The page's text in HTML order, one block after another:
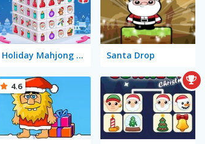
Holiday Mahjong Dimensions Santa Drop
4.6